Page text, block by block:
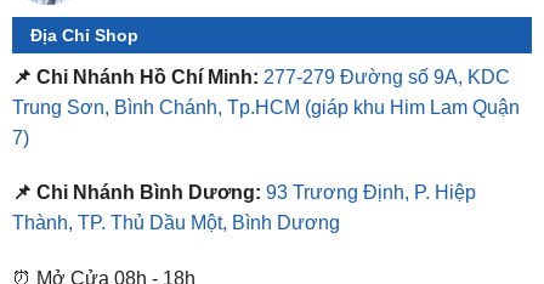
📌 Chi Nhánh Hồ Chí Minh: 277-279 Đường số 9A, KDC
Trung Sơn, Bình Chánh, Tp.HCM
7)
📌 Chi Nhánh Bình Dương:
⏰ Mở Cửa 08h - 18h
❤️ Dịch vụ làm xe tận nơi tại Sài Gòn, Bình Dương và các